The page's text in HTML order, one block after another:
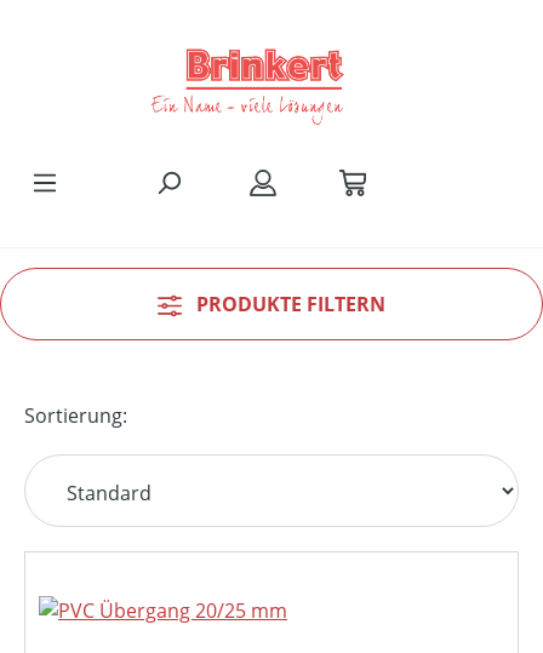
PRODUKTE FILTERN
Sortierung: